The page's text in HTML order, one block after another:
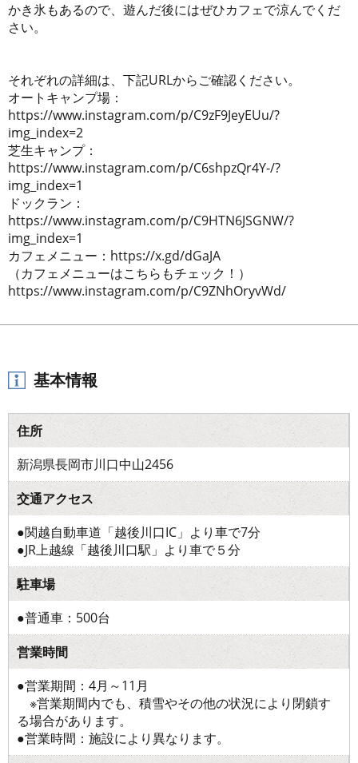
かき氷もあるので、遊んだ後にはぜひカフェで涼んでくだ
さい。
それぞれの詳細は、下記URLからご確認ください。
オートキャンプ場：
https://www.instagram.com/p/C9zF9JeyEUu/?
img_index=2
芝生キャンプ：
https://www.instagram.com/p/C6shpzQr4Y-/?
img_index=1
ドックラン：
https://www.instagram.com/p/C9HTN6JSGNW/?
img_index=1
カフェメニュー：https://x.gd/dGaJA
（カフェメニューはこちらもチェック！）
https://www.instagram.com/p/C9ZNhOryvWd/
基本情報
住所
新潟県長岡市川口中山2456
交通アクセス
●関越自動車道「越後川口IC」より車で7分
●JR上越線「越後川口駅」より車で５分
駐車場
●普通車：500台
営業時間
●営業期間：4月～11月
※営業期間内でも、積雪やその他の状況により閉鎖す
る場合があります。
●営業時間：施設により異なります。